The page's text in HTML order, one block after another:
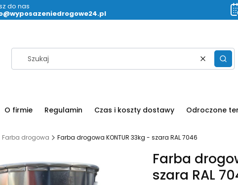
do nas
Wyczyść
O firmie Regulamin Czas i koszty dostawy Odroczone
Farba drogowa Farba drogowa KONTUR 33kg - szara RAL 7046
Farba
szara RAL